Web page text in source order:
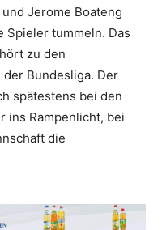
Jerome Boateng
Spieler tummeln. Das
zu den
Bundesliga. Der
spätestens bei den
ins Rampenlicht, bei
die